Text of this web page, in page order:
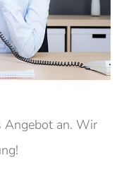
Angebot an. Wir